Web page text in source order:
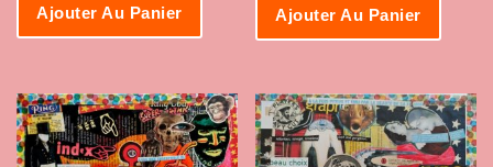
Ajouter Au Panier Ajouter Au Panier